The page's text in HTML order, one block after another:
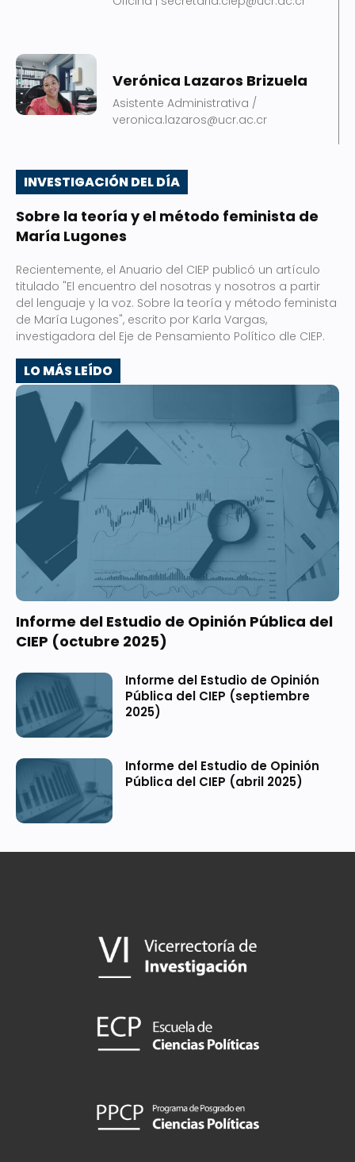
Verónica Lazaros Brizuela
Asistente Administrativa /
veronica.lazaros@ucr.ac.cr
INVESTIGACIÓN DEL DÍA
Sobre la teoría y el método feminista de
María Lugones
Recientemente, el Anuario del CIEP publicó un artículo
titulado "El encuentro del nosotras y nosotros a partir
del lenguaje y la voz. Sobre la teoría y método feminista
de María Lugones", escrito por Karla Vargas,
investigadora del Eje de Pensamiento Político dle CIEP.
LO MÁS LEÍDO
Informe del Estudio de Opinión Pública del
CIEP (octubre 2025)
Informe del Estudio de Opinión
Pública del CIEP (septiembre
2025)
Informe del Estudio de Opinión
Pública del CIEP (abril 2025)